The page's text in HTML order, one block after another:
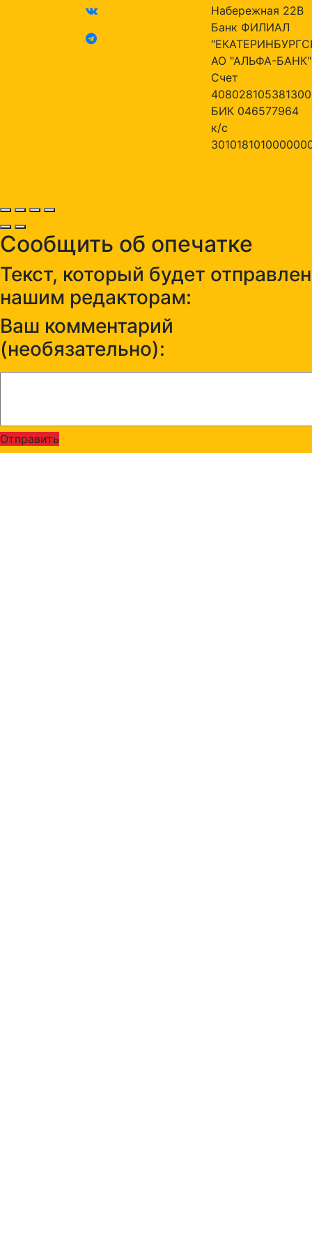
Набережная 22В
Банк ФИЛИАЛ
АО "АЛЬФА-БАНК"
Счет
БИК 046577964
к/с
Сообщить об опечатке
Текст, который будет отправлен
нашим редакторам:
Ваш комментарий
(необязательно):
Отправить